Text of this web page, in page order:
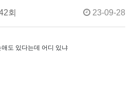
회 23-09-28
도 있다는데 어디 있냐